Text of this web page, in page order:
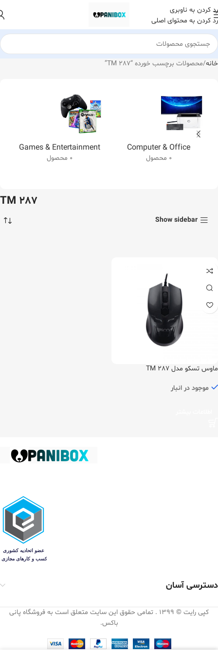
رد کردن به ناوبری
رد کردن به محتوای اصلی
خانه محصولات برچسب خورده “TM 287”
Computer & Office
0 محصول
Games & Entertainment
0 محصول
TM 287
Show sidebar
ماوس تسکو مدل TM 287
موجود در انبار
دسترسی آسان
کپی رایت © 1399 . تمامی حقوق این سایت متعلق است به فروشگاه پانی
باکس.